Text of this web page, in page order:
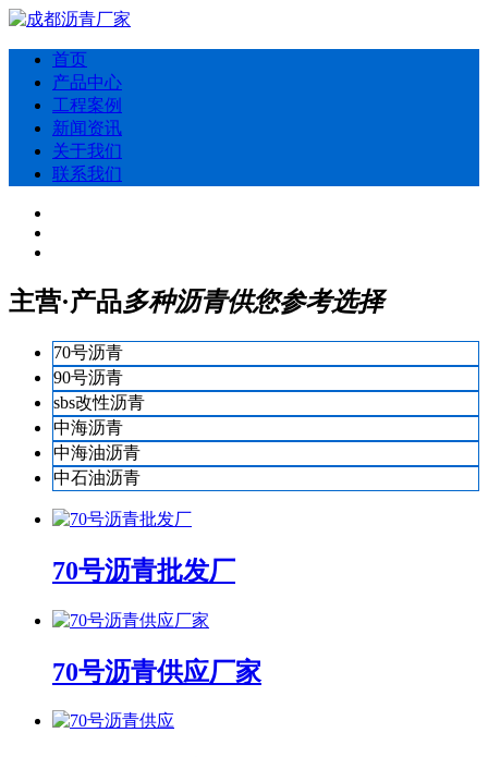
首页
产品中心
工程案例
新闻资讯
关于我们
联系我们
主营·产品多种沥青供您参考选择
70号沥青
90号沥青
sbs改性沥青
中海沥青
中海油沥青
中石油沥青
70号沥青批发厂
70号沥青供应厂家